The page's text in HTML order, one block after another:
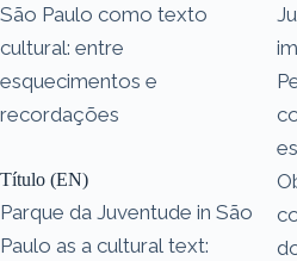
São Paulo como texto
cultural: entre
esquecimentos e
recordações
Título (EN)
Parque da Juventude in São
Paulo as a cultural text: